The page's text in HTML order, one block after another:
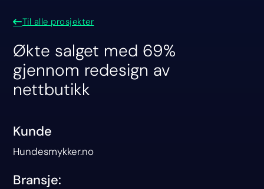
Til alle prosjekter
Økte salget med 69%
gjennom redesign av
nettbutikk
Kunde
Hundesmykker.no
Bransje: